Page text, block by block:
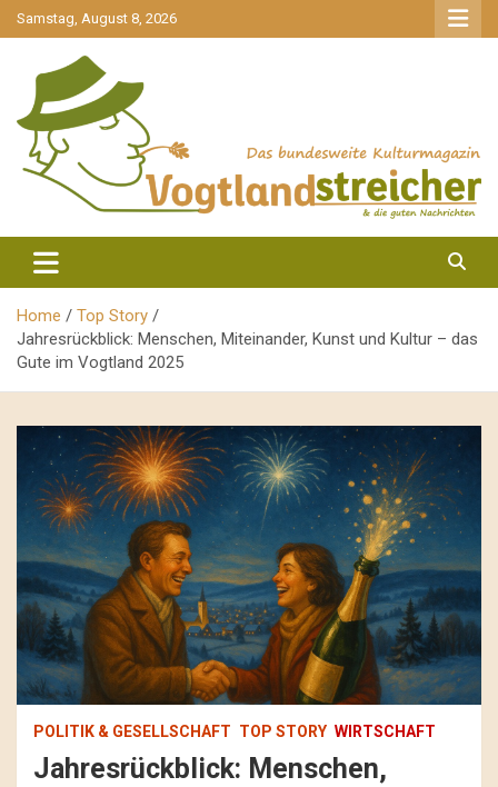
gehe
zum
Samstag, August 8, 2026
Vogtlandstreicher
Home
Top Story
Jahresrückblick: Menschen, Miteinander, Kunst und Kultur – das
Gute im Vogtland 2025
POLITIK & GESELLSCHAFT TOP STORY WIRTSCHAFT
Jahresrückblick: Menschen,